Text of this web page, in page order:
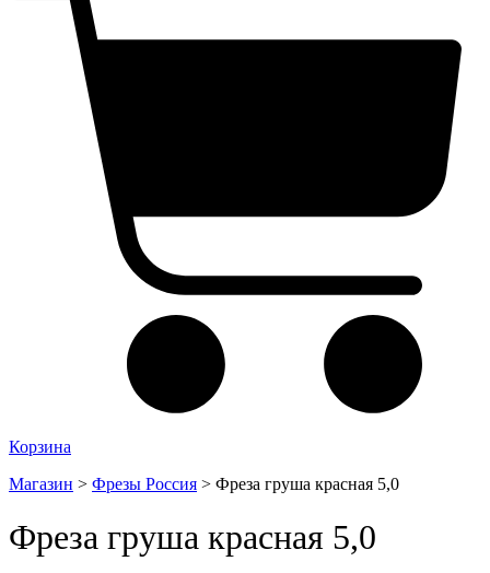
Корзина
Магазин > Фрезы Россия > Фреза груша красная 5,0
Фреза груша красная 5,0